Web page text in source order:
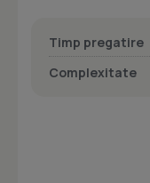
Timp pregatire
Complexitate